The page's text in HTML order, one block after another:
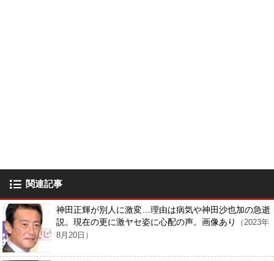
関連記事
神田正輝が別人に激変…理由は病気や神田沙也加の急逝
説。現在の更に激ヤセ姿に心配の声。画像あり
（2023年
8月20日）